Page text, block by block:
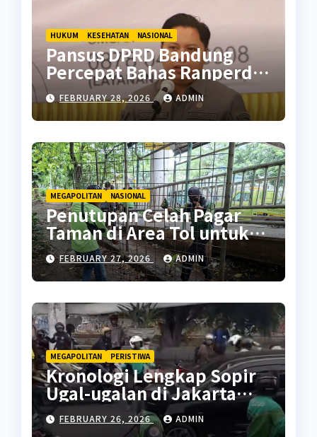
HUKUM KESEHATAN NASIONAL
Pansus DPRD Bandung
Percepat Bahas Ranperda
Pencegahan Seks Berisiko
FEBRUARY 28, 2026 ADMIN
MEGAPOLITAN NASIONAL
Penutupan Celah Pagar
Taman di Area Tol untuk
Cegah Penyalahgunaan
FEBRUARY 27, 2026 ADMIN
MEGAPOLITAN PERISTIWA
Kronologi Lengkap Sopir
Ugal-ugalan di Jakarta
Pusat
FEBRUARY 26, 2026 ADMIN